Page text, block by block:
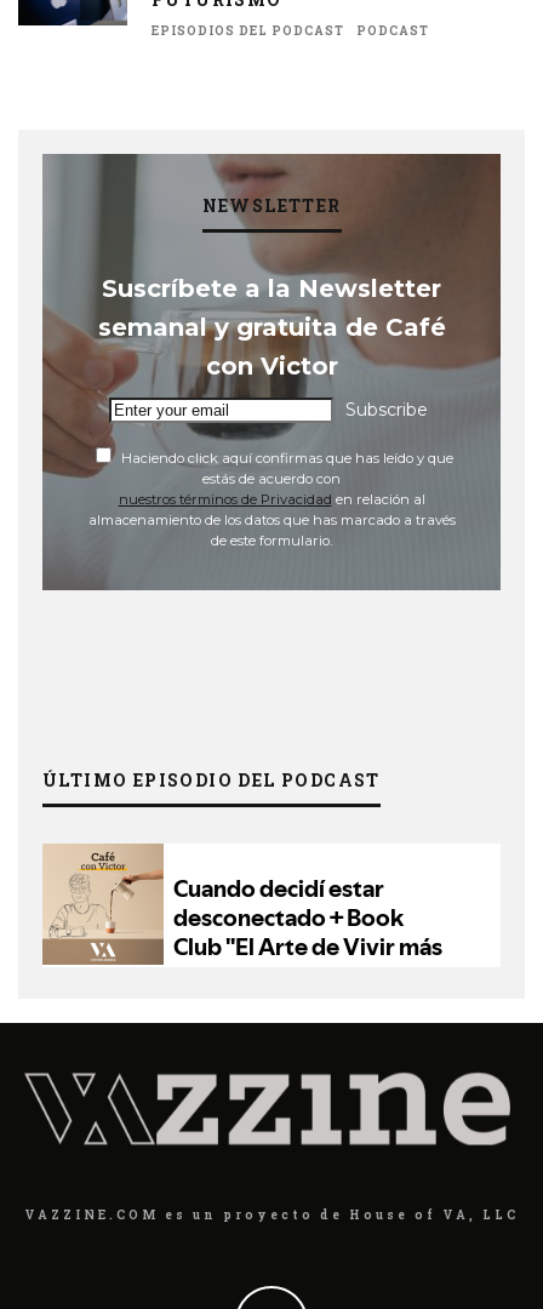
EPISODIOS DEL PODCAST PODCAST
NEWSLETTER
Suscríbete a la Newsletter
semanal y gratuita de Café
con Victor
Subscribe
Haciendo click aquí confirmas que has leído y que
estás de acuerdo con
nuestros términos de Privacidad en relación al
almacenamiento de los datos que has marcado a través
de este formulario.
ÚLTIMO EPISODIO DEL PODCAST
VAZZINE.COM es un proyecto de House of VA, LLC